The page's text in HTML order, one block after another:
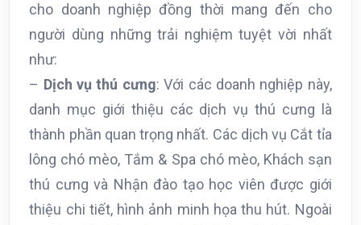
cho doanh nghiệp đồng thời mang đến cho
người dùng những trải nghiệm tuyệt vời nhất
như:
– Dịch vụ thú cưng: Với các doanh nghiệp này,
danh mục giới thiệu các dịch vụ thú cưng là
thành phần quan trọng nhất. Các dịch vụ Cắt tỉa
lông chó mèo, Tắm & Spa chó mèo, Khách sạn
thú cưng và Nhận đào tạo học viên được giới
thiệu chi tiết, hình ảnh minh họa thu hút. Ngoài